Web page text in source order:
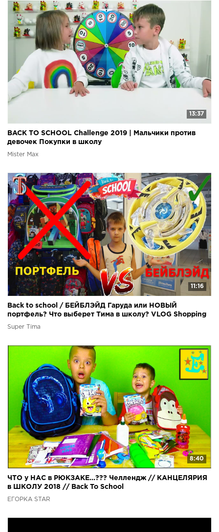
13:37
BACK TO SCHOOL Challenge 2019 | Мальчики против
девочек Покупки в школу
Mister Max
11:16
Back to school / БЕЙБЛЭЙД Гаруда или НОВЫЙ
портфель? Что выберет Тима в школу? VLOG Shopping
Super Tima
8:40
ЧТО у НАС в РЮКЗАКЕ...??? Челлендж // КАНЦЕЛЯРИЯ
в ШКОЛУ 2018 // Back To School
ЕГОРКА STAR